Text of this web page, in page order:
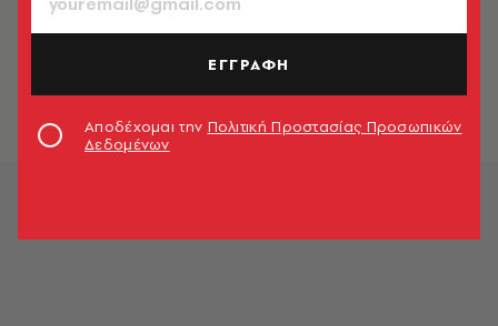
ΕΓΓΡΑΦΗ
Αποδέχομαι την Πολιτική Προστασίας Προσωπικών
Δεδομένων